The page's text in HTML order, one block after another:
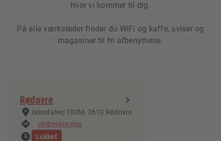
hvor vi kommer til dig.
På alle værksteder finder du WiFi og kaffe, aviser og
magasiner til fri afbenyttelse.
Rødovre
Islevdalvej 100M, 2610 Rødovre
Vejbeskrivelse
Lukket